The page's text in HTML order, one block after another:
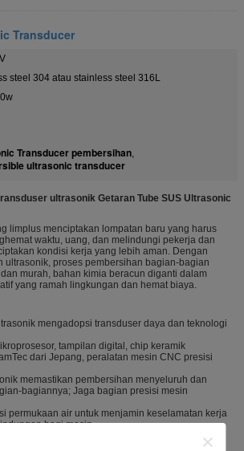
Transducer
steel 304 atau stainless steel 316L
Transducer pembersihan,
ultrasonic transducer
ultrasonik Getaran Tube SUS Ultrasonic
limplus menciptakan lompatan baru yang harus
waktu, uang, dan melindungi pekerja dan
kondisi kerja yang lebih aman. Dengan
ultrasonik, proses pembersihan bagian-bagian
murah, bahan kimia beracun diganti dalam
yang ramah lingkungan dan hemat biaya.
mengadopsi transduser daya dan teknologi
tampilan digital, chip keramik
dari Jepang, peralatan mesin CNC presisi
memastikan pembersihan menyeluruh dan
bagiannya; Jaga bagian presisi mesin
permukaan air untuk menjamin keselamatan kerja
bagi mesin.